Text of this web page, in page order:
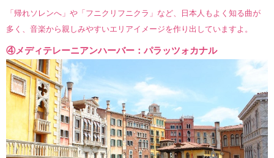
「帰れソレンへ」や「フニクリフニクラ」など、日本人もよく知る曲が
多く、音楽から親しみやすいエリアイメージを作り出していますよ。
④メディテレーニアンハーバー：パラッツォカナル